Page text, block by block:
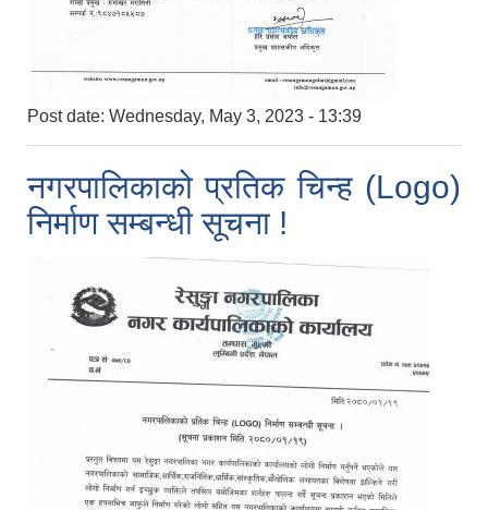
Post date: Wednesday, May 3, 2023 - 13:39
नगरपालिकाको प्रतिक चिन्ह (Logo)
निर्माण सम्बन्धी सूचना !